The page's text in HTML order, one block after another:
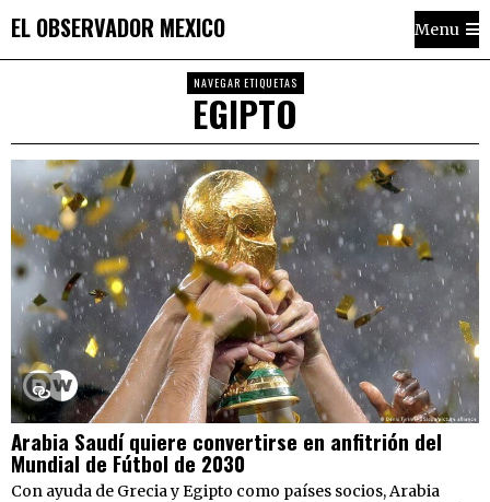
EL OBSERVADOR MEXICO Menu
NAVEGAR ETIQUETAS
EGIPTO
Arabia Saudí quiere convertirse en anfitrión del
Mundial de Fútbol de 2030
Con ayuda de Grecia y Egipto como países socios, Arabia